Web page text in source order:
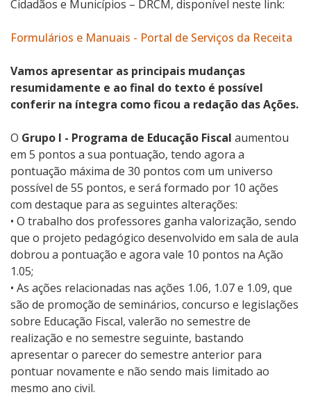
Cidadãos e Municípios – DRCM, disponível neste link:
Formulários e Manuais - Portal de Serviços da Receita
Vamos apresentar as principais mudanças
resumidamente e ao final do texto é possível
conferir na íntegra como ficou a redação das Ações.
O Grupo I - Programa de Educação Fiscal aumentou
em 5 pontos a sua pontuação, tendo agora a
pontuação máxima de 30 pontos com um universo
possível de 55 pontos, e será formado por 10 ações
com destaque para as seguintes alterações:
• O trabalho dos professores ganha valorização, sendo
que o projeto pedagógico desenvolvido em sala de aula
dobrou a pontuação e agora vale 10 pontos na Ação
1.05;
• As ações relacionadas nas ações 1.06, 1.07 e 1.09, que
são de promoção de seminários, concurso e legislações
sobre Educação Fiscal, valerão no semestre de
realização e no semestre seguinte, bastando
apresentar o parecer do semestre anterior para
pontuar novamente e não sendo mais limitado ao
mesmo ano civil.